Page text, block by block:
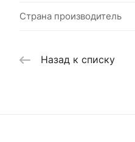
Страна производитель
Назад к списку